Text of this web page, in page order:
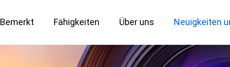
Bemerkt Fähigkeiten Über uns Neuigkeiten